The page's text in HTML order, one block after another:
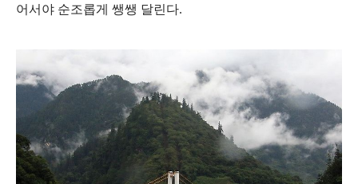
어서야 순조롭게 쌩쌩 달린다.